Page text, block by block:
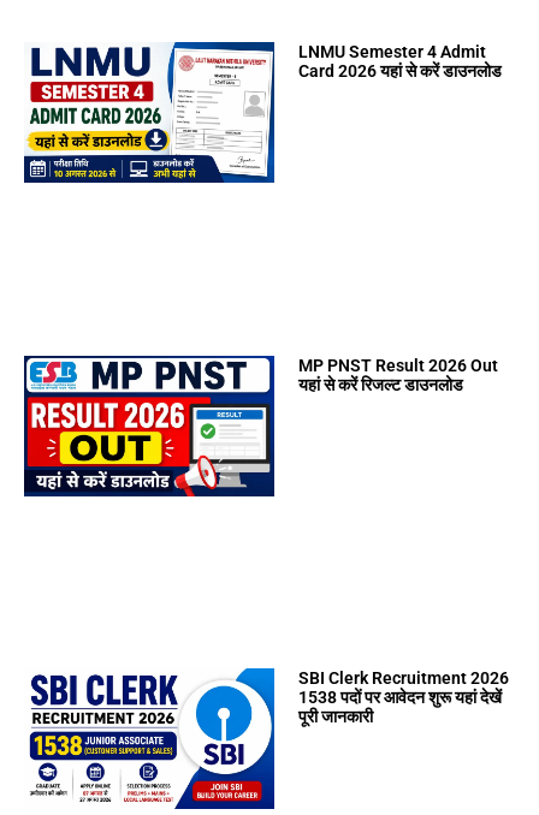
LNMU Semester 4 Admit
Card 2026 यहां से करें डाउनलोड
MP PNST Result 2026 Out
यहां से करें रिजल्ट डाउनलोड
SBI Clerk Recruitment 2026
1538 पदों पर आवेदन शुरू यहां देखें
पूरी जानकारी